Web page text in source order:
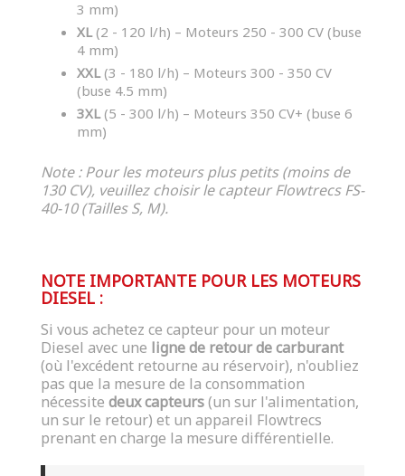
3 mm)
XL(2 - 120 l/h) – Moteurs 250 - 300 CV (buse
4 mm)
XXL(3 - 180 l/h) – Moteurs 300 - 350 CV
(buse 4.5 mm)
3XL(5 - 300 l/h) – Moteurs 350 CV+ (buse 6
mm)
Note : Pour les moteurs plus petits (moins de
130 CV), veuillez choisir le capteur Flowtrecs FS-
40-10 (Tailles S, M).
NOTE IMPORTANTE POUR LES MOTEURS
DIESEL :
Si vous achetez ce capteur pour un moteur
Diesel avec une ligne de retour de carburant
(où l'excédent retourne au réservoir), n'oubliez
pas que la mesure de la consommation
nécessite deux capteurs(un sur l'alimentation,
un sur le retour) et un appareil Flowtrecs
prenant en charge la mesure différentielle.